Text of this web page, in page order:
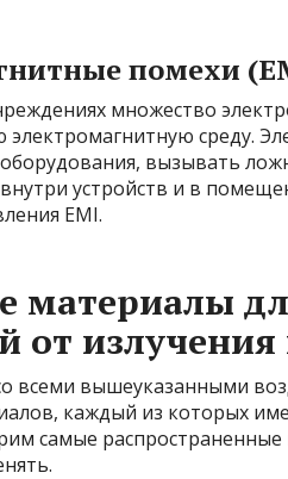
помехи
множество
электромагнитную среду.
вызывать
устройств и в
EMI.
материалы
от излучения
всеми вышеуказанными
каждый из которых
самые